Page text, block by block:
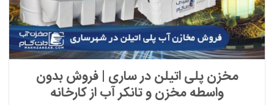
مخزن پلی اتیلن در ساری | فروش بدون
واسطه مخزن و تانکر آب از کارخانه